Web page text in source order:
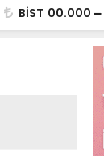
BİST 00.000